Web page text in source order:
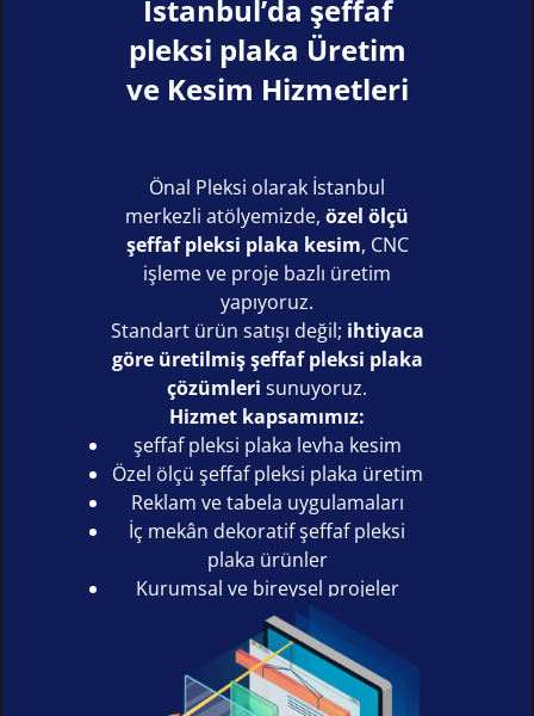
İstanbul’da şeffaf
pleksi plaka Üretim
ve Kesim Hizmetleri
Önal Pleksi olarak İstanbul
merkezli atölyemizde, özel ölçü
şeffaf pleksi plaka kesim, CNC
işleme ve proje bazlı üretim
yapıyoruz.
Standart ürün satışı değil; ihtiyaca
göre üretilmiş şeffaf pleksi plaka
çözümleri sunuyoruz.
Hizmet kapsamımız:
şeffaf pleksi plaka levha kesim
Özel ölçü şeffaf pleksi plaka üretim
Reklam ve tabela uygulamaları
İç mekân dekoratif şeffaf pleksi
plaka ürünler
Kurumsal ve bireysel projeler